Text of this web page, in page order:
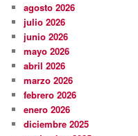
agosto 2026
julio 2026
junio 2026
mayo 2026
abril 2026
marzo 2026
febrero 2026
enero 2026
diciembre 2025